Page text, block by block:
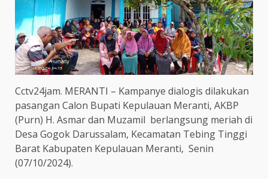
Cctv24jam. MERANTI – Kampanye dialogis dilakukan
pasangan Calon Bupati Kepulauan Meranti, AKBP
(Purn) H. Asmar dan Muzamil berlangsung meriah di
Desa Gogok Darussalam, Kecamatan Tebing Tinggi
Barat Kabupaten Kepulauan Meranti, Senin
(07/10/2024).